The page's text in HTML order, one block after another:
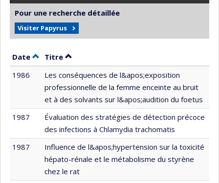
Pour une recherche détaillée
Visiter Papyrus
Date Trier par date en ordre décroissant
Titre Trier par titre en ordre décroissant
1986
Les conséquences de l&apos;exposition
professionnelle de la femme enceinte au bruit
et à des solvants sur l&apos;audition du foetus
1987
Évaluation des stratégies de détection précoce
des infections à Chlamydia trachomatis
1987
Influence de l&apos;hypertension sur la toxicité
hépato-rénale et le métabolisme du styrène
chez le rat